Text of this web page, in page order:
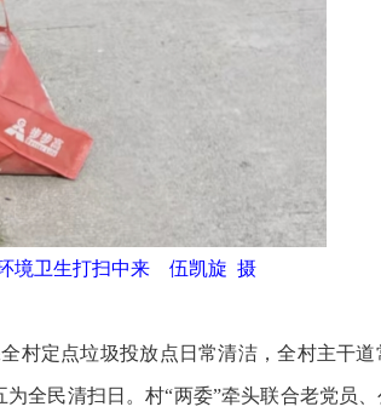
境卫生打扫中来 伍凯旋 摄
定点垃圾投放点日常清洁，全村主干道
全民清扫日。村“两委”牵头联合老党员